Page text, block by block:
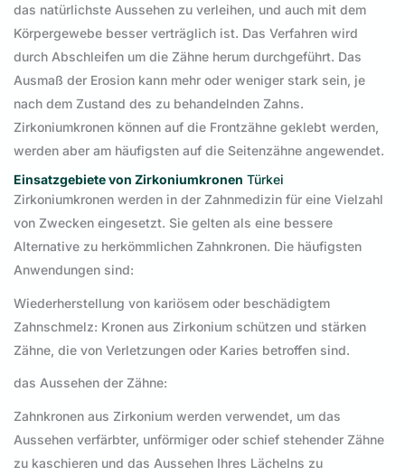
das natürlichste Aussehen zu verleihen, und auch mit dem
Körpergewebe besser verträglich ist. Das Verfahren wird
durch Abschleifen um die Zähne herum durchgeführt. Das
Ausmaß der Erosion kann mehr oder weniger stark sein, je
nach dem Zustand des zu behandelnden Zahns.
Zirkoniumkronen können auf die Frontzähne geklebt werden,
werden aber am häufigsten auf die Seitenzähne angewendet.
Einsatzgebiete von Zirkoniumkronen Türkei
Zirkoniumkronen werden in der Zahnmedizin für eine Vielzahl
von Zwecken eingesetzt. Sie gelten als eine bessere
Alternative zu herkömmlichen Zahnkronen. Die häufigsten
Anwendungen sind:
Wiederherstellung von kariösem oder beschädigtem
Zahnschmelz: Kronen aus Zirkonium schützen und stärken
Zähne, die von Verletzungen oder Karies betroffen sind.
das Aussehen der Zähne:
Zahnkronen aus Zirkonium werden verwendet, um das
Aussehen verfärbter, unförmiger oder schief stehender Zähne
zu kaschieren und das Aussehen Ihres Lächelns zu